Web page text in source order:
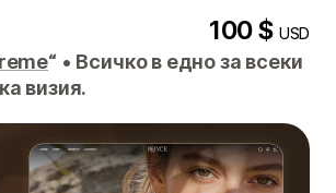
100 $USD
“ • Всичко в едно за всеки
визия.